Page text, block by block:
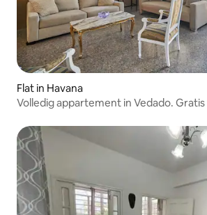
Flat in Havana
Volledig appartement in Vedado. Gratis